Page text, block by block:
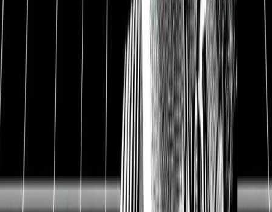
BYD Aktienanalyse
BYD Kurzvorstellung